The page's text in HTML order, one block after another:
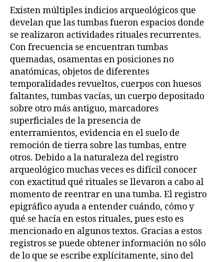
Existen múltiples indicios arqueológicos que
develan que las tumbas fueron espacios donde
se realizaron actividades rituales recurrentes.
Con frecuencia se encuentran tumbas
quemadas, osamentas en posiciones no
anatómicas, objetos de diferentes
temporalidades revueltos, cuerpos con huesos
faltantes, tumbas vacías, un cuerpo depositado
sobre otro más antiguo, marcadores
superficiales de la presencia de
enterramientos, evidencia en el suelo de
remoción de tierra sobre las tumbas, entre
otros. Debido a la naturaleza del registro
arqueológico muchas veces es difícil conocer
con exactitud qué rituales se llevaron a cabo al
momento de reentrar en una tumba. El registro
epigráfico ayuda a entender cuándo, cómo y
qué se hacía en estos rituales, pues esto es
mencionado en algunos textos. Gracias a estos
registros se puede obtener información no sólo
de lo que se escribe explícitamente, sino del